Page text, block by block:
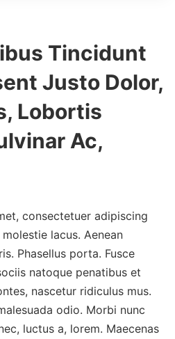
Tincidunt
Justo Dolor,
Lobortis
Ac,
consectetuer adipiscing
lacus. Aenean
Phasellus porta. Fusce
natoque penatibus et
nascetur ridiculus mus.
odio. Morbi nunc
luctus a, lorem. Maecenas